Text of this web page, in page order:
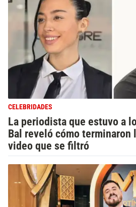
CELEBRIDADES
La periodista que estuvo a
Bal reveló cómo terminaron
video que se filtró